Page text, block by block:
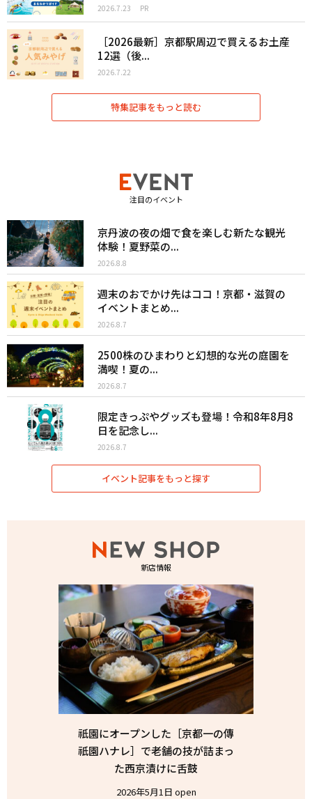
2026.7.23 PR
［2026最新］京都駅周辺で買えるお土産
12選（後...
2026.7.22
特集記事をもっと読む
注目のイベント
京丹波の夜の畑で食を楽しむ新たな観光
体験！夏野菜の...
2026.8.8
週末のおでかけ先はココ！京都・滋賀の
イベントまとめ...
2026.8.7
2500株のひまわりと幻想的な光の庭園を
満喫！夏の...
2026.8.7
限定きっぷやグッズも登場！令和8年8月8
日を記念し...
2026.8.7
イベント記事をもっと探す
新店情報
祇園にオープンした［京都一の傳
祇園ハナレ］で老舗の技が詰まっ
た西京漬けに舌鼓
2026年5月1日 open